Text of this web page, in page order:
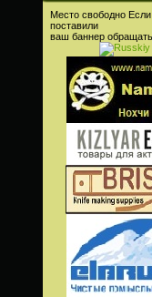
Место свободно
поставили
ваш баннер